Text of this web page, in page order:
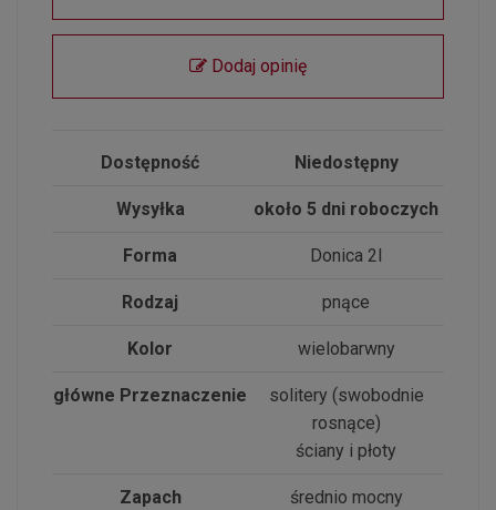
Dodaj opinię
Dostępność Niedostępny
Wysyłka około 5 dni roboczych
Forma Donica 2l
Rodzaj pnące
Kolor wielobarwny
główne Przeznaczenie
solitery (swobodnie
rosnące)
ściany i płoty
Zapach średnio mocny